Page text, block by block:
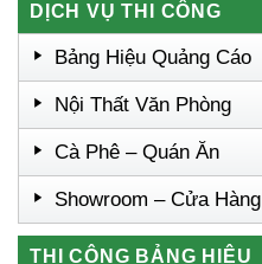
DỊCH VỤ THI CÔNG
Bảng Hiệu Quảng Cáo
Nội Thất Văn Phòng
Cà Phê – Quán Ăn
Showroom – Cửa Hàng
THI CÔNG BẢNG HIỆU